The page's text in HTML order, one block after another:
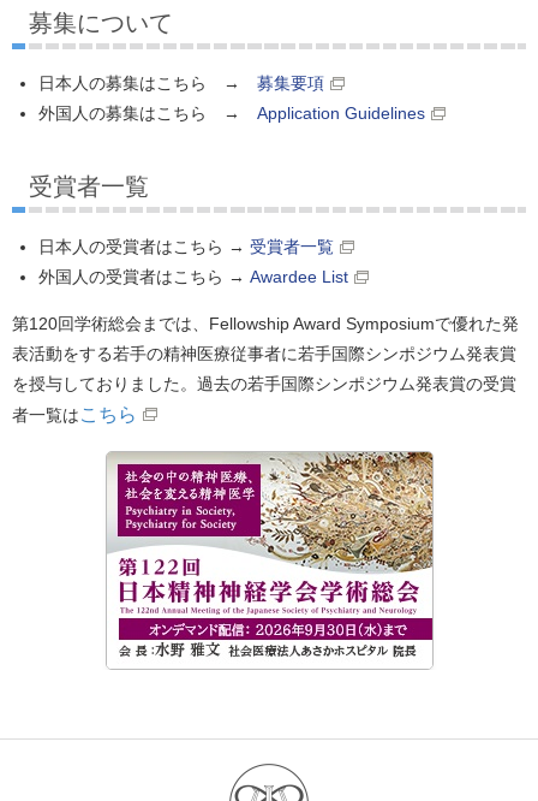
募集について
日本人の募集はこちら → 募集要項
外国人の募集はこちら → Application Guidelines
受賞者一覧
日本人の受賞者はこちら → 受賞者一覧
外国人の受賞者はこちら → Awardee List
第120回学術総会までは、Fellowship Award Symposiumで優れた発
表活動をする若手の精神医療従事者に若手国際シンポジウム発表賞
を授与しておりました。過去の若手国際シンポジウム発表賞の受賞
者一覧はこちら